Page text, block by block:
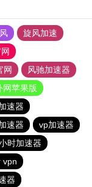
旋风加速
网
风驰加速器
网苹果版
速器
速器
vp加速器
时加速器
vpn
器